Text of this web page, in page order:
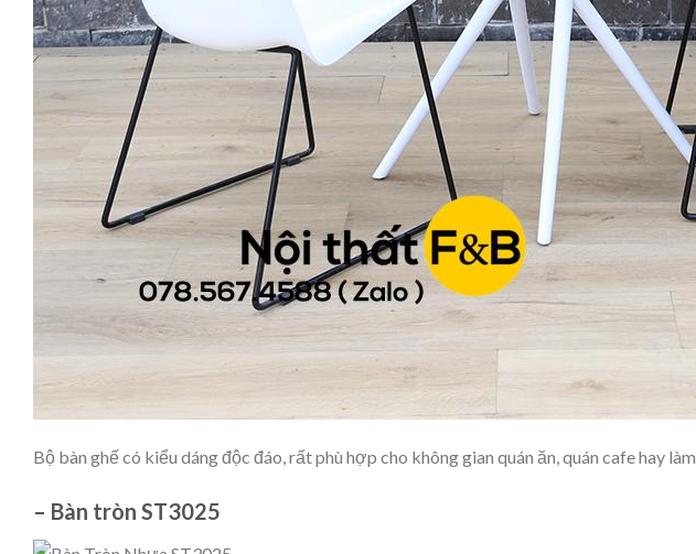
Bộ bàn ghế có kiểu dáng độc đáo, rất phù hợp cho không gian quán ăn, quán cafe hay làm
– Bàn tròn ST3025